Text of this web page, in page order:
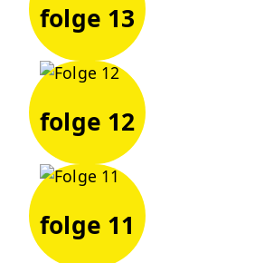
folge 13
folge 12
folge 11